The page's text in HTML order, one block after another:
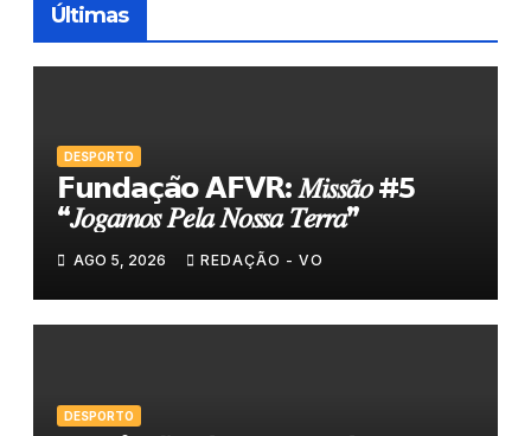
Últimas
DESPORTO
𝗙𝘂𝗻𝗱𝗮𝗰̧𝗮̃𝗼 𝗔𝗙𝗩𝗥: 𝑀𝑖𝑠𝑠𝑎̃𝑜 #5
“𝐽𝑜𝑔𝑎𝑚𝑜𝑠 𝑃𝑒𝑙𝑎 𝑁𝑜𝑠𝑠𝑎 𝑇𝑒𝑟𝑟𝑎”
AGO 5, 2026 REDAÇÃO - VO
DESPORTO